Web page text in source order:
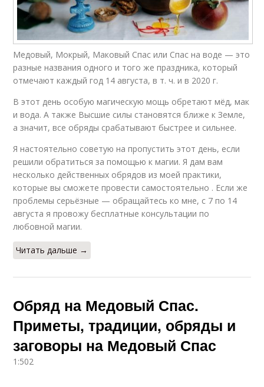
Медовый, Мокрый, Маковый Спас или Спас на воде — это
разные названия одного и того же праздника, который
отмечают каждый год 14 августа, в т. ч. и в 2020 г.
В этот день особую магическую мощь обретают мёд, мак
и вода. А также Высшие силы становятся ближе к Земле,
а значит, все обряды срабатывают быстрее и сильнее.
Я настоятельно советую на пропустить этот день, если
решили обратиться за помощью к магии. Я дам вам
несколько действенных обрядов из моей практики,
которые вы сможете провести самостоятельно . Если же
проблемы серьёзные — обращайтесь ко мне, с 7 по 14
августа я провожу бесплатные консультации по
любовной магии.
Читать дальше →
Обряд на Медовый Спас.
Приметы, традиции, обряды и
заговоры на Медовый Спас
1:502